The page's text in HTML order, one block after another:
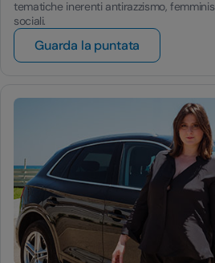
tematiche inerenti antirazzismo,
sociali.
Guarda la puntata